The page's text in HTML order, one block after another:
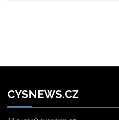
CYSNEWS.CZ